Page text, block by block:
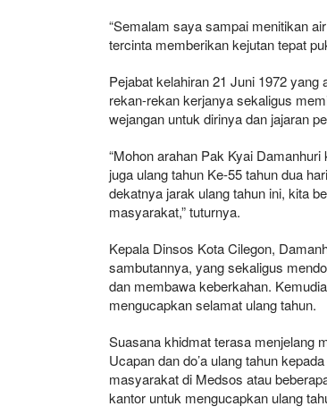
“Semalam saya sampai menitikan
tercinta memberikan kejutan tepat
Pejabat kelahiran 21 Juni 1972 yang
rekan-rekan kerjanya sekaligus
wejangan untuk dirinya dan jajaran
“Mohon arahan Pak Kyai
juga ulang tahun Ke-55 tahun dua
dekatnya jarak ulang tahun ini, kita
masyarakat,” tuturnya.
Kepala Dinsos Kota Cilegon,
sambutannya, yang sekaligus
dan membawa keberkahan.
mengucapkan selamat ulang tahun.
Suasana khidmat terasa menjelang
Ucapan dan do’a ulang tahun
masyarakat di Medsos atau
kantor untuk mengucapkan ulang